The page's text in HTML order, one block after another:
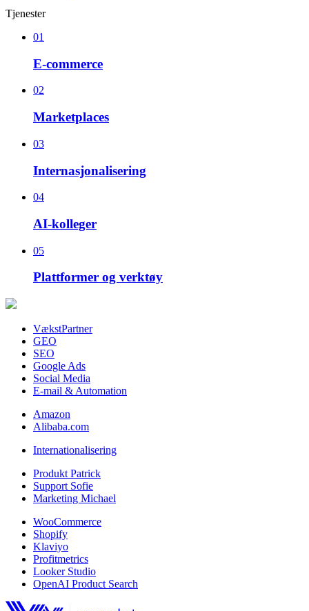
Tjenester
01
E-commerce
02
Marketplaces
03
Internasjonalisering
04
AI-kolleger
05
Plattformer og verktøy
VækstPartner
GEO
SEO
Google Ads
Social Media
E-mail & Automation
Amazon
Alibaba.com
Internationalisering
Produkt Patrick
Support Sofie
Marketing Michael
WooCommerce
Shopify
Klaviyo
Profitmetrics
Looker Studio
OpenAI Product Search